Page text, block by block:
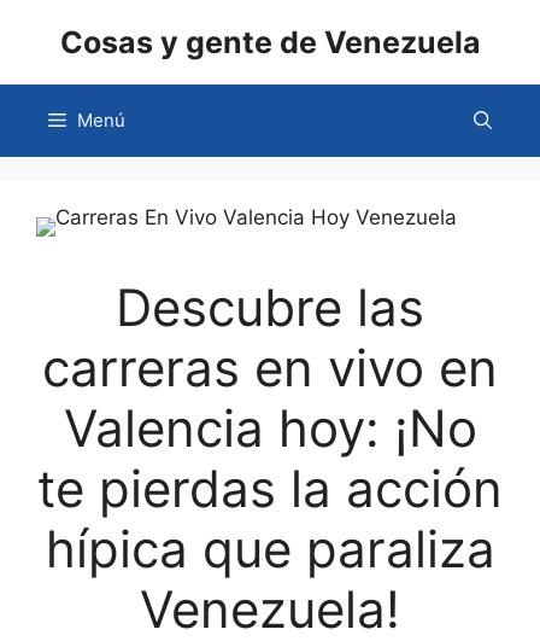
Cosas y gente de Venezuela
Menú
Descubre las
carreras en vivo en
Valencia hoy: ¡No
te pierdas la acción
hípica que paraliza
Venezuela!